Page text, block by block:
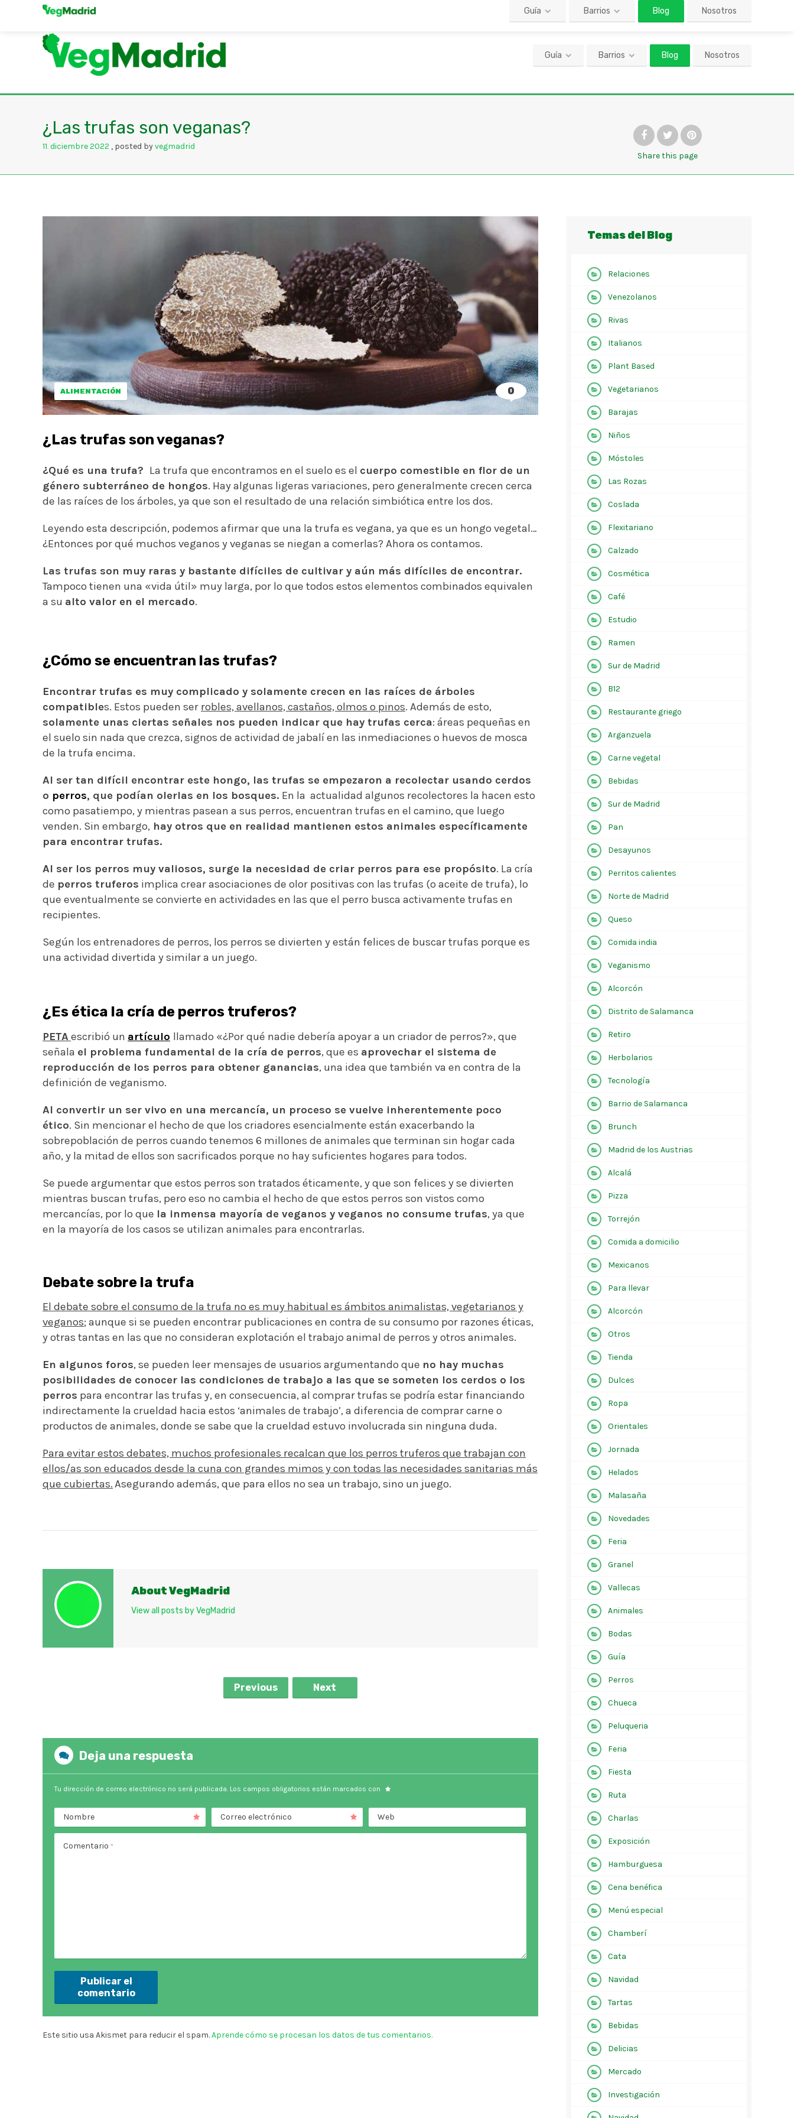
Guía Barrios Blog Nosotros
¿Las trufas son veganas?
11. diciembre2022 posted byvegmadrid
Share this page
ALIMENTACIÓN 0
¿Las trufas son veganas?
¿Qué es una trufa? La trufa que encontramos en el suelo es el cuerpo comestible en flor de un
género subterráneo de hongos. Hay algunas ligeras variaciones, pero generalmente crecen cerca
de las raíces de los árboles, ya que son el resultado de una relación simbiótica entre los dos.
Leyendo esta descripción, podemos afirmar que una la trufa es vegana, ya que es un hongo vegetal…
¿Entonces por qué muchos veganos y veganas se niegan a comerlas? Ahora os contamos.
Las trufas son muy raras y bastante difíciles de cultivar y aún más difíciles de encontrar.
Tampoco tienen una «vida útil» muy larga, por lo que todos estos elementos combinados equivalen
a su alto valor en el mercado.
¿Cómo se encuentran las trufas?
Encontrar trufas es muy complicado y solamente crecen en las raíces de árboles
compatibles. Estos pueden ser robles, avellanos, castaños, olmos o pinos. Además de esto,
solamente unas ciertas señales nos pueden indicar que hay trufas cerca: áreas pequeñas en
el suelo sin nada que crezca, signos de actividad de jabalí en las inmediaciones o huevos de mosca
de la trufa encima.
Al ser tan difícil encontrar este hongo, las trufas se empezaron a recolectar usando cerdos
o perros, que podían olerlas en los bosques. En la actualidad algunos recolectores la hacen esto
como pasatiempo, y mientras pasean a sus perros, encuentran trufas en el camino, que luego
venden. Sin embargo, hay otros que en realidad mantienen estos animales específicamente
para encontrar trufas.
Al ser los perros muy valiosos, surge la necesidad de criar perros para ese propósito. La cría
de perros truferos implica crear asociaciones de olor positivas con las trufas (o aceite de trufa), lo
que eventualmente se convierte en actividades en las que el perro busca activamente trufas en
recipientes.
Según los entrenadores de perros, los perros se divierten y están felices de buscar trufas porque es
una actividad divertida y similar a un juego.
¿Es ética la cría de perros truferos?
PETA escribió un artículo llamado «¿Por qué nadie debería apoyar a un criador de perros?», que
señala el problema fundamental de la cría de perros, que es aprovechar el sistema de
reproducción de los perros para obtener ganancias, una idea que también va en contra de la
definición de veganismo.
Al convertir un ser vivo en una mercancía, un proceso se vuelve inherentemente poco
ético. Sin mencionar el hecho de que los criadores esencialmente están exacerbando la
sobrepoblación de perros cuando tenemos 6 millones de animales que terminan sin hogar cada
año, y la mitad de ellos son sacrificados porque no hay suficientes hogares para todos.
Se puede argumentar que estos perros son tratados éticamente, y que son felices y se divierten
mientras buscan trufas, pero eso no cambia el hecho de que estos perros son vistos como
mercancías, por lo que la inmensa mayoría de veganos y veganos no consume trufas, ya que
en la mayoría de los casos se utilizan animales para encontrarlas.
Debate sobre la trufa
El debate sobre el consumo de la trufa no es muy habitual es ámbitos animalistas, vegetarianos y
veganos; aunque si se pueden encontrar publicaciones en contra de su consumo por razones éticas,
y otras tantas en las que no consideran explotación el trabajo animal de perros y otros animales.
En algunos foros, se pueden leer mensajes de usuarios argumentando que no hay muchas
posibilidades de conocer las condiciones de trabajo a las que se someten los cerdos o los
perros para encontrar las trufas y, en consecuencia, al comprar trufas se podría estar financiando
indirectamente la crueldad hacia estos ‘animales de trabajo’, a diferencia de comprar carne o
productos de animales, donde se sabe que la crueldad estuvo involucrada sin ninguna duda.
Para evitar estos debates, muchos profesionales recalcan que los perros truferos que trabajan con
ellos/as son educados desde la cuna con grandes mimos y con todas las necesidades sanitarias más
que cubiertas.Asegurando además, que para ellos no sea un trabajo, sino un juego.
About VegMadrid
View all posts by VegMadrid
Previous Next
Deja una respuesta
Tu dirección de correo electrónico no será publicada. Los campos obligatorios están marcados con
Nombre Correo electrónico Web
Comentario *
Este sitio usa Akismet para reducir el spam.Aprende cómo se procesan los datos de tus comentarios.
Temas del Blog
Relaciones
Venezolanos
Rivas
Italianos
Plant Based
Vegetarianos
Barajas
Niños
Móstoles
Las Rozas
Coslada
Flexitariano
Calzado
Cosmética
Café
Estudio
Ramen
Sur de Madrid
B12
Restaurante griego
Arganzuela
Carne vegetal
Bebidas
Sur de Madrid
Pan
Desayunos
Perritos calientes
Norte de Madrid
Queso
Comida india
Veganismo
Alcorcón
Distrito de Salamanca
Retiro
Herbolarios
Tecnología
Barrio de Salamanca
Brunch
Madrid de los Austrias
Alcalá
Pizza
Torrejón
Comida a domicilio
Mexicanos
Para llevar
Alcorcón
Otros
Tienda
Dulces
Ropa
Orientales
Jornada
Helados
Malasaña
Novedades
Feria
Granel
Vallecas
Animales
Bodas
Guía
Perros
Chueca
Peluqueria
Feria
Fiesta
Ruta
Charlas
Exposición
Hamburguesa
Cena benéfica
Menú especial
Chamberí
Cata
Navidad
Tartas
Bebidas
Delicias
Mercado
Investigación